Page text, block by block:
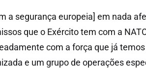
a segurança europeia] em nada
que o Exército tem com a
com a força que já temos
e um grupo de operações